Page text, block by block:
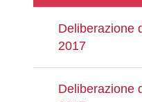
Deliberazione
2017
Deliberazione